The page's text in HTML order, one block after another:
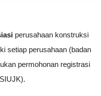
perusahaan konstruksi
setiap perusahaan (badan
permohonan registrasi